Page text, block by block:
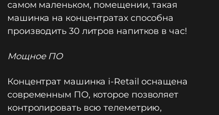
самом маленьком, помещении, такая
машинка на концентратах способна
производить 30 литров напитков в час!
Мощное ПО
Концентрат машинка i-Retail оснащена
современным ПО, которое позволяет
контролировать всю телеметрию,